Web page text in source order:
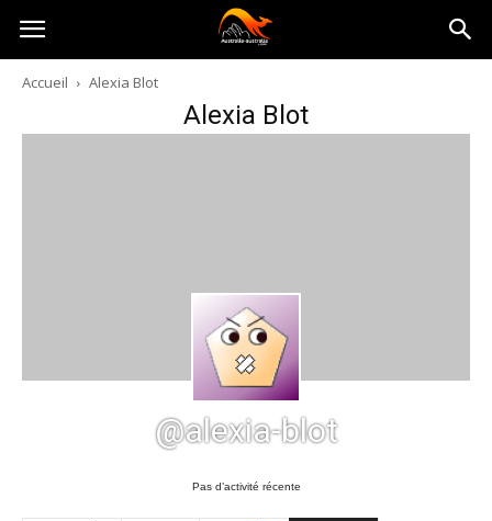
Australia-
australie.com
Accueil Alexia Blot
Alexia Blot
@alexia-blot
Pas d’activité récente